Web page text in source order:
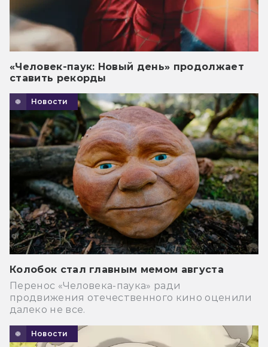
«Человек-паук: Новый день» продолжает
ставить рекорды
Новости
Колобок стал главным мемом августа
Перенос «Человека-паука» ради
продвижения отечественного кино оценили
далеко не все.
Новости